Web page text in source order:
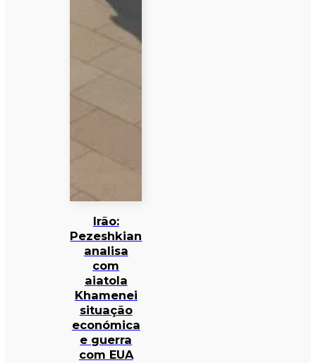
Irão:
Pezeshkian
analisa
com
aiatola
Khamenei
situação
económica
e guerra
com EUA